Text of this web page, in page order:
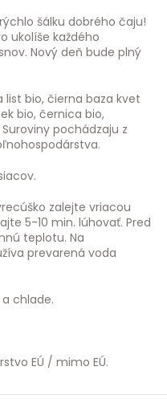
šálku dobrého čaju!
ukolíše každého
Nový deň bude plný
list bio, čierna baza kvet
bio, černica bio,
pochádzaju z
zalejte vriacou
5-10 min. lúhovať. Pred
teplotu. Na
prevarená voda
chlade.
EÚ / mimo EÚ.